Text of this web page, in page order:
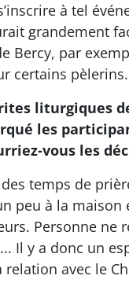
à tel
grandement
Bercy, par
certains pèlerins.
rites liturgiques
les
vous les
temps de
peu à la maison
Personne ne
Il y a donc un
avec le